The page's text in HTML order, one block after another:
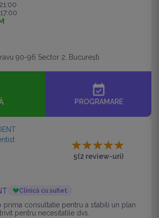
90-96 Sector 2, București
event_available
PROGRAMARE
5(2 review-uri)
Clinică cu suflet
prima consultatie pentru a stabili un plan
pentru necesitatile dvs.